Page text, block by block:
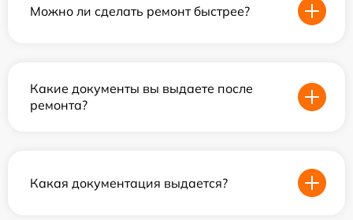
Можно ли сделать ремонт быстрее?
Какие документы вы выдаете после
ремонта?
Какая документация выдается?